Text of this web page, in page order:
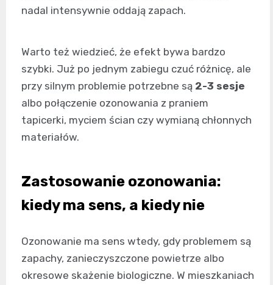
nadal intensywnie oddają zapach.
Warto też wiedzieć, że efekt bywa bardzo
szybki. Już po jednym zabiegu czuć różnicę, ale
przy silnym problemie potrzebne są 2-3 sesje
albo połączenie ozonowania z praniem
tapicerki, myciem ścian czy wymianą chłonnych
materiałów.
Zastosowanie ozonowania:
kiedy ma sens, a kiedy nie
Ozonowanie ma sens wtedy, gdy problemem są
zapachy, zanieczyszczone powietrze albo
okresowe skażenie biologiczne. W mieszkaniach